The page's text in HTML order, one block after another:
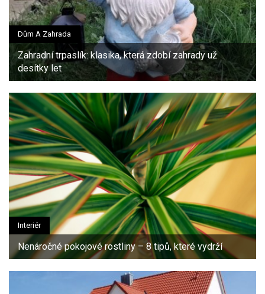
Dům A Zahrada
Zahradní trpaslík: klasika, která zdobí zahrady už
desítky let
Interiér
Nenáročné pokojové rostliny – 8 tipů, které vydrží